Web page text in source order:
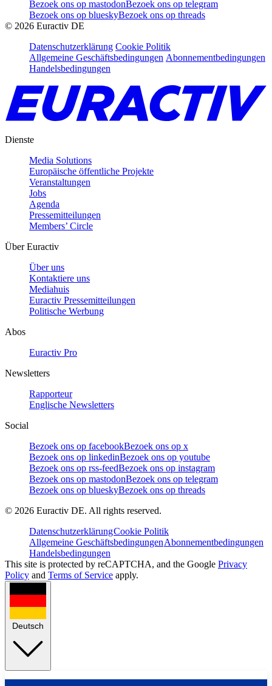
Bezoek ons op mastodonBezoek ons op telegram
Bezoek ons op blueskyBezoek ons op threads
© 2026 Euractiv DE
Datenschutzerklärung Cookie Politik
Allgemeine Geschäftsbedingungen Abonnementbedingungen
Handelsbedingungen
Dienste
Media Solutions
Europäische öffentliche Projekte
Veranstaltungen
Jobs
Agenda
Pressemitteilungen
Members’ Circle
Über Euractiv
Über uns
Kontaktiere uns
Mediahuis
Euractiv Pressemitteilungen
Politische Werbung
Abos
Euractiv Pro
Newsletters
Rapporteur
Englische Newsletters
Social
Bezoek ons op facebookBezoek ons op x
Bezoek ons op linkedinBezoek ons op youtube
Bezoek ons op rss-feedBezoek ons op instagram
Bezoek ons op mastodonBezoek ons op telegram
Bezoek ons op blueskyBezoek ons op threads
© 2026 Euractiv DE. All rights reserved.
DatenschutzerklärungCookie Politik
Allgemeine GeschäftsbedingungenAbonnementbedingungen
Handelsbedingungen
This site is protected by reCAPTCHA, and the Google Privacy
Policy and Terms of Service apply.
Deutsch